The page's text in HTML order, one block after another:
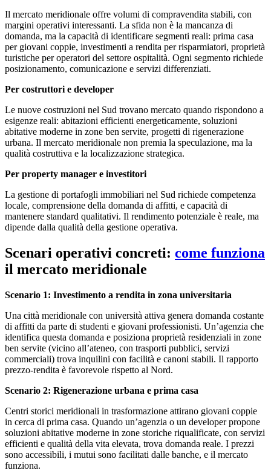
Il mercato meridionale offre volumi di compravendita stabili, con
margini operativi interessanti. La sfida non è la mancanza di
domanda, ma la capacità di identificare segmenti reali: prima casa
per giovani coppie, investimenti a rendita per risparmiatori, proprietà
turistiche per operatori del settore ospitalità. Ogni segmento richiede
posizionamento, comunicazione e servizi differenziati.
Per costruttori e developer
Le nuove costruzioni nel Sud trovano mercato quando rispondono a
esigenze reali: abitazioni efficienti energeticamente, soluzioni
abitative moderne in zone ben servite, progetti di rigenerazione
urbana. Il mercato meridionale non premia la speculazione, ma la
qualità costruttiva e la localizzazione strategica.
Per property manager e investitori
La gestione di portafogli immobiliari nel Sud richiede competenza
locale, comprensione della domanda di affitti, e capacità di
mantenere standard qualitativi. Il rendimento potenziale è reale, ma
dipende dalla qualità della gestione operativa.
Scenari operativi concreti: come funziona
il mercato meridionale
Scenario 1: Investimento a rendita in zona universitaria
Una città meridionale con università attiva genera domanda costante
di affitti da parte di studenti e giovani professionisti. Un’agenzia che
identifica questa domanda e posiziona proprietà residenziali in zone
ben servite (vicino all’ateneo, con trasporti pubblici, servizi
commerciali) trova inquilini con facilità e canoni stabili. Il rapporto
prezzo-rendita è favorevole rispetto al Nord.
Scenario 2: Rigenerazione urbana e prima casa
Centri storici meridionali in trasformazione attirano giovani coppie
in cerca di prima casa. Quando un’agenzia o un developer propone
soluzioni abitative moderne in zone storiche riqualificate, con servizi
efficienti e qualità della vita elevata, trova domanda reale. I prezzi
sono accessibili, i mutui sono facilitati dalle banche, e il mercato
funziona.